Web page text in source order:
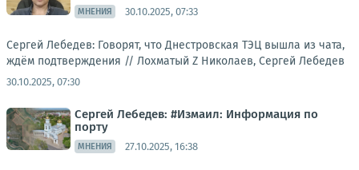
МНЕНИЯ 30.10.2025, 07:33
Сергей Лебедев: Говорят, что Днестровская ТЭЦ вышла из чата,
ждём подтверждения // Лохматый Z Николаев, Сергей Лебедев
30.10.2025, 07:30
Сергей Лебедев: #Измаил: Информация по
порту
МНЕНИЯ 27.10.2025, 16:38